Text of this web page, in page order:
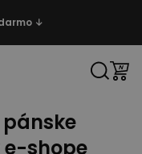
↓
e-shope